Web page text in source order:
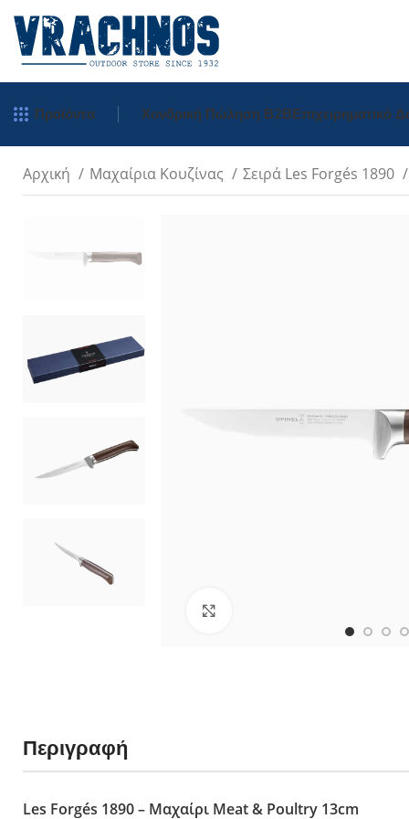
Προϊόντα
Tradition
néo6 Καρυδιά
néo6 Black Oak
No 09 Do It
Ξύλο Ελιάς
Πολυτελή Ξύλα
Χονδρική Πώληση Β2ΒΕπιχειρηματικό
Αρχική Μαχαίρια Κουζίνας Σειρά Les Forgés 1890
Περιγραφή
Les Forgés 1890 – Μαχαίρι Meat & Poultry 13cm